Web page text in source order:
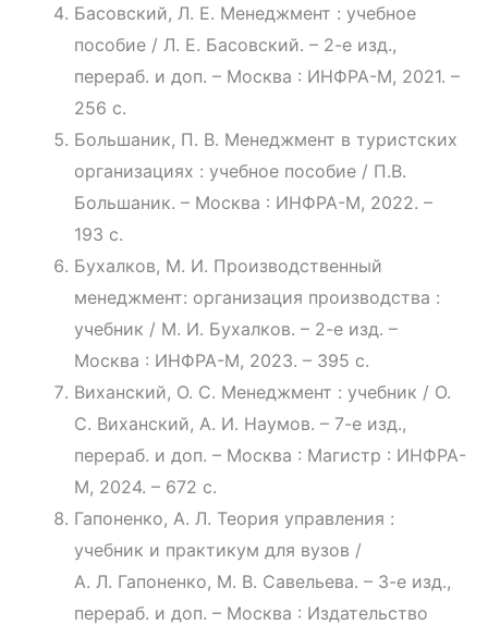
Басовский, Л. Е. Менеджмент : учебное
пособие / Л. Е. Басовский. – 2-е изд.,
перераб. и доп. – Москва : ИНФРА-М, 2021. –
256 с.
Большаник, П. В. Менеджмент в туристских
организациях : учебное пособие / П.В.
Большаник. – Москва : ИНФРА-М, 2022. –
193 с.
Бухалков, М. И. Производственный
менеджмент: организация производства :
учебник / М. И. Бухалков. – 2-е изд. –
Москва : ИНФРА-М, 2023. – 395 с.
Виханский, О. С. Менеджмент : учебник / О.
С. Виханский, А. И. Наумов. – 7-е изд.,
перераб. и доп. – Москва : Магистр : ИНФРА-
М, 2024. – 672 с.
Гапоненко, А. Л. Теория управления :
учебник и практикум для вузов /
А. Л. Гапоненко, М. В. Савельева. – 3-е изд.,
перераб. и доп. – Москва : Издательство